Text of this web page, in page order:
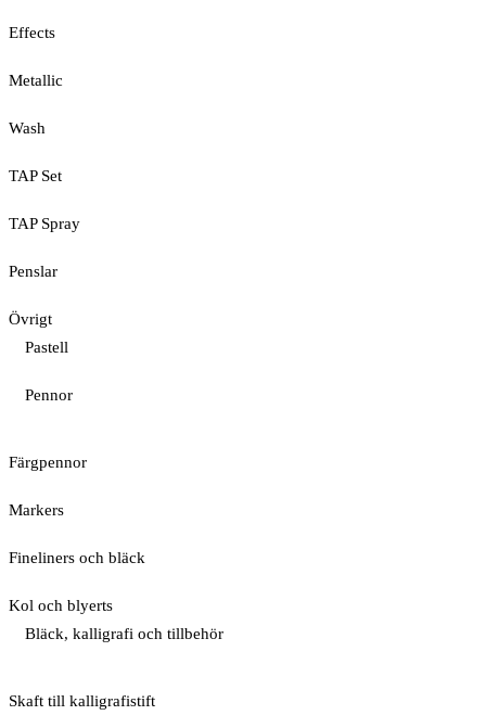
Effects
Metallic
Wash
TAP Set
TAP Spray
Penslar
Övrigt
Pastell
Pennor
Färgpennor
Markers
Fineliners och bläck
Kol och blyerts
Bläck, kalligrafi och tillbehör
Skaft till kalligrafistift